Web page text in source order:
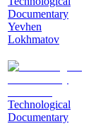
Documentary
Yevhen
Lokhmatov
Technological
Documentary